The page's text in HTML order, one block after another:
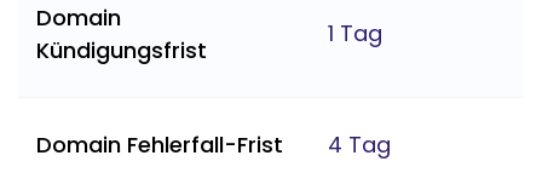
Domain
Kündigungsfrist
1 Tag
Domain Fehlerfall-Frist 4 Tag